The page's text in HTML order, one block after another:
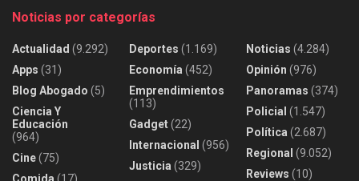
Noticias por categorías
Actualidad (9.292)
Apps (31)
Blog Abogado (5)
Ciencia Y
Educación
(964)
Cine(75)
Deportes (1.169)
Economía (452)
Emprendimientos
(113)
Gadget(22)
Internacional (956)
Justicia (329)
Noticias (4.284)
Opinión (976)
Panoramas (374)
Policial (1.547)
Política (2.687)
Regional (9.052)
Reviews (10)